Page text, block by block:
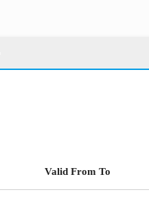
Valid From To